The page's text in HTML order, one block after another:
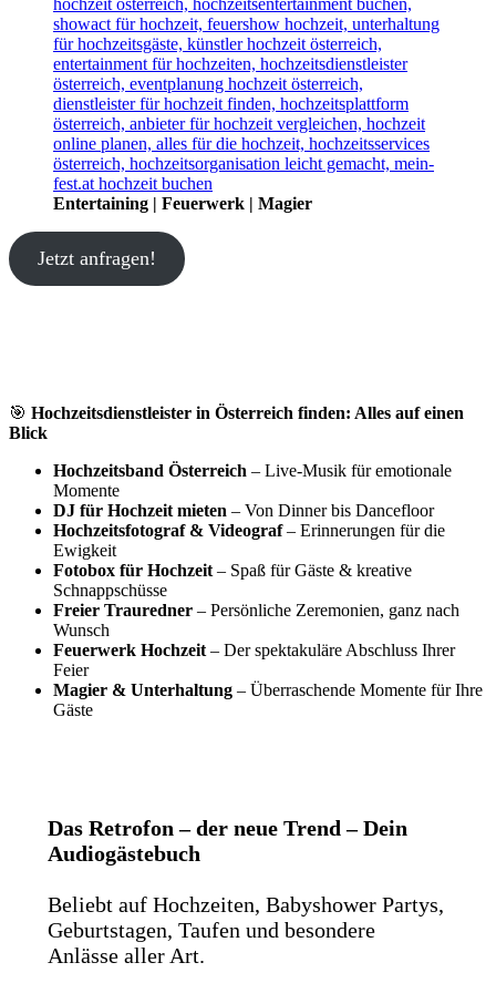
Entertaining | Feuerwerk | Magier
Jetzt anfragen!
🎯 Hochzeitsdienstleister in Österreich finden: Alles auf einen
Blick
Hochzeitsband Österreich – Live-Musik für emotionale
Momente
DJ für Hochzeit mieten – Von Dinner bis Dancefloor
Hochzeitsfotograf & Videograf– Erinnerungen für die
Ewigkeit
Fotobox für Hochzeit – Spaß für Gäste & kreative
Schnappschüsse
Freier Trauredner – Persönliche Zeremonien, ganz nach
Wunsch
Feuerwerk Hochzeit – Der spektakuläre Abschluss Ihrer
Feier
Magier & Unterhaltung – Überraschende Momente für Ihre
Gäste
Das Retrofon – der neue Trend – Dein
Audiogästebuch
Beliebt auf Hochzeiten, Babyshower Partys,
Geburtstagen, Taufen und besondere
Anlässe aller Art.